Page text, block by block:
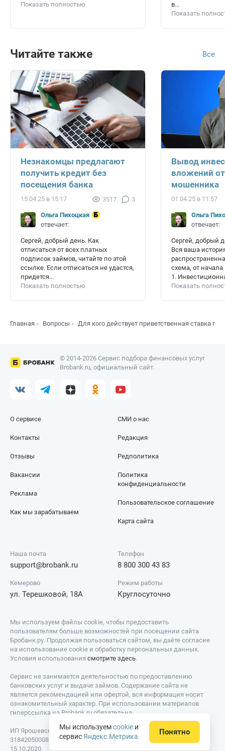
Показать полностью
в...
Показать
Читайте также Все
Незнакомцы предлагают
получить кредит без
посещения банка
15.04.25 в 15:17 3517 3
Ольга Пихоцкая
отвечает:
Сергей, добрый день. Как
отписаться от всех платных
подписок займов, читайте по этой
ссылке. Если отписаться не удастся,
придется...
Показать полностью
Вывод
вложений
мошенника
01.04.25 в 11:57
Ольга
отвечает:
Сергей, добрый
Вся ваша
схема, от
1.
Показать
Главная Вопросы Для кого действует приветственная ставка по
© 2014-2026 Сервис подбора финансовых услуг
Brobank.ru, официальный сайт.
О сервисе
Контакты
Отзывы
СМИ о нас
Редакция
Редполитика
Вакансии
Реклама
Как мы зарабатываем
Политика
конфиденциальности
Пользовательское соглашение
Карта сайта
Наша почта
support@brobank.ru
Телефон
8 800 300 43 83
Кемерово
ул. Терешковой, 18А
Режим работы
Круглосуточно
Мы используем файлы cookie, чтобы предоставить
пользователям больше возможностей при посещении сайта
Бробанк.ру. Продолжая пользоваться сайтом, вы даёте согласие
на использование cookie и обработку персональных данных.
Условия использования смотрите здесь.
Сервис не занимается деятельностью по предоставлению
банковских услуг и выдаче займов. Содержание сайта не
является рекомендацией или офертой, вся информация носит
ознакомительный характер. При использовании материалов
гиперссылка на Brobank.ru обязательна.
ИП Ярошевский Д.И. ИНН: 423082922740. ОГРНИП:
318420500081301. Свидетельство на товарный знак № 779639 от
15.10.2020.
Мы используемcookie и
сервис Яндекс.Метрика Понятно